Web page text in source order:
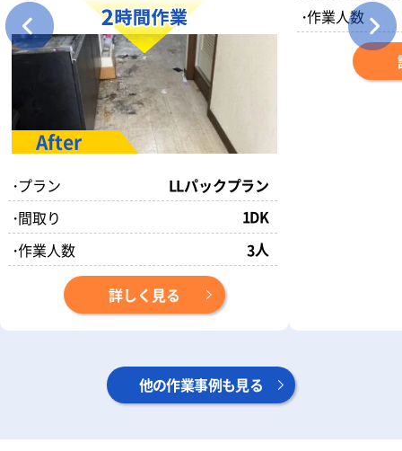
・プラン
LLパックプラン
・間取り
1DK
・作業人数 3人
詳しく見る
・作業人数
他の作業事例も見る